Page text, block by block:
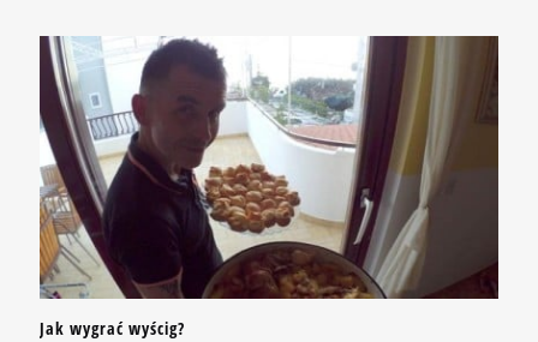
Jak wygrać wyścig?